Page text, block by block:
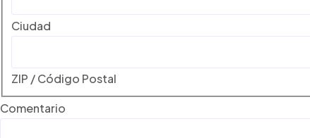
Ciudad
ZIP / Código Postal
Comentario